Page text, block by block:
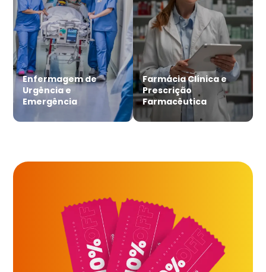
Enfermagem de
Urgência e
Emergência
Farmácia Clínica e
Prescrição
Farmacêutica